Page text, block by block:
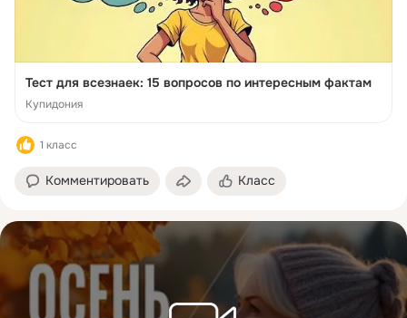
Тест для всезнаек: 15 вопросов по интересным фактам
Купидония
1 класс
Комментировать Класс